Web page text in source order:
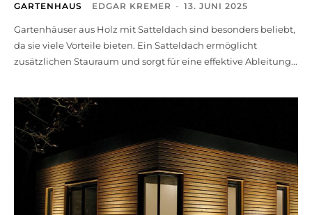
GARTENHAUS EDGAR KREMER - 13. JUNI 2025
Gartenhäuser aus Holz mit Satteldach sind besonders beliebt,
da sie viele Vorteile bieten. Ein Satteldach ermöglicht
zusätzlichen Stauraum und sorgt für eine effektive Ableitung...